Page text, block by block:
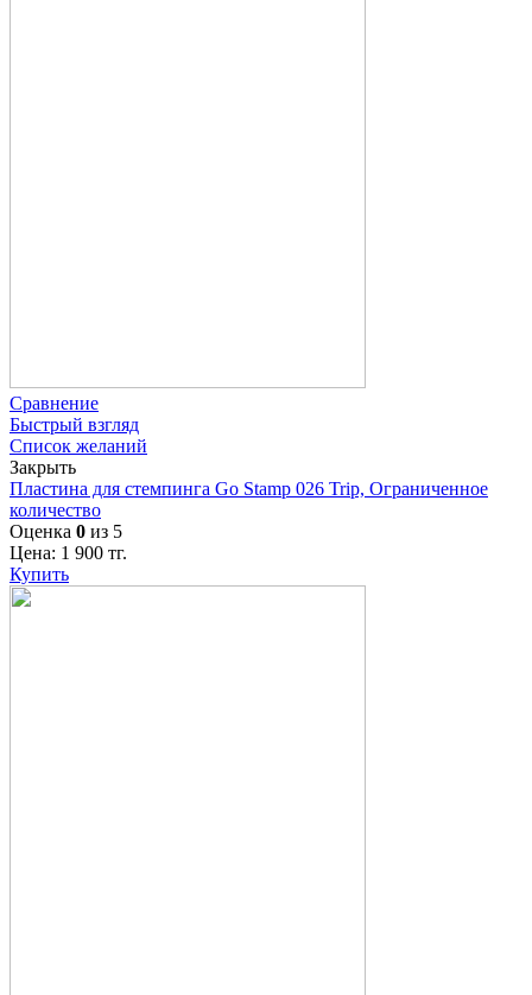
Сравнение
Быстрый взгляд
Список желаний
Закрыть
Пластина для стемпинга Go Stamp 026 Trip, Ограниченное
количество
Оценка 0 из 5
Цена: 1 900 тг.
Купить